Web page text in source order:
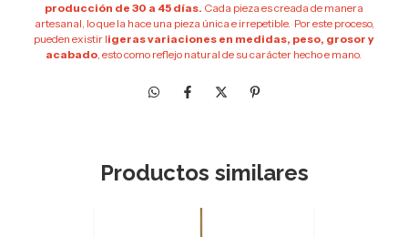
producción de 30 a 45 días. Cada pieza es creada de manera
artesanal, lo que la hace una pieza única e irrepetible. Por este proceso,
pueden existir ligeras variaciones en medidas, peso, grosor y
acabado, esto como reflejo natural de su carácter hecho e mano.
Productos similares